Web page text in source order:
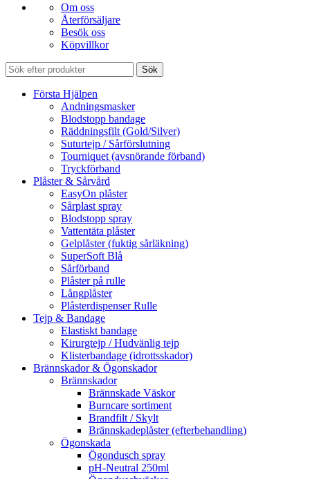
Om oss
Återförsäljare
Besök oss
Köpvillkor
Sök
Första Hjälpen
Andningsmasker
Blodstopp bandage
Räddningsfilt (Gold/Silver)
Suturtejp / Sårförslutning
Tourniquet (avsnörande förband)
Tryckförband
Plåster & Sårvård
EasyOn plåster
Sårplast spray
Blodstopp spray
Vattentäta plåster
Gelplåster (fuktig sårläkning)
SuperSoft Blå
Sårförband
Plåster på rulle
Långplåster
Plåsterdispenser Rulle
Tejp & Bandage
Elastiskt bandage
Kirurgtejp / Hudvänlig tejp
Klisterbandage (idrottsskador)
Brännskador & Ögonskador
Brännskador
Brännskade Väskor
Burncare sortiment
Brandfilt / Skylt
Brännskadeplåster (efterbehandling)
Ögonskada
Ögondusch spray
pH-Neutral 250ml